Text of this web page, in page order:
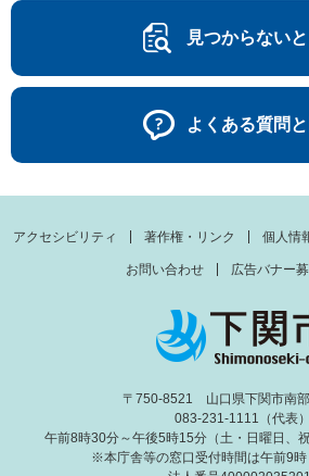
見つからない
よくある質問
アクセシビリティ 著作権・リンク 個人情
お問い合わせ 広告バナー
〒750-8521 山口県下関市南
083-231-1111（代表）
午前8時30分～午後5時15分（土・日曜日、
※本庁舎等の窓口受付時間は午前9